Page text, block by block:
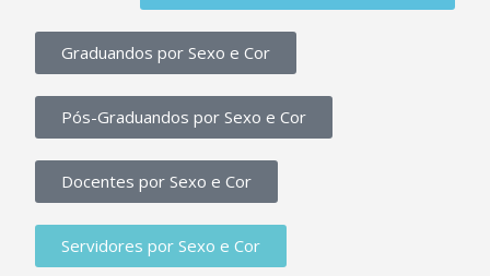
Graduandos por Sexo e Cor
Pós-Graduandos por Sexo e Cor
Docentes por Sexo e Cor
Servidores por Sexo e Cor